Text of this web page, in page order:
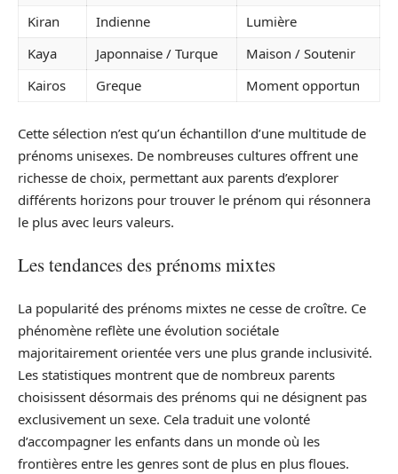
Kiran
Indienne
Lumière
Kaya
Japonnaise / Turque
Maison / Soutenir
Kairos
Greque Moment opportun
Cette sélection n’est qu’un échantillon d’une multitude de
prénoms unisexes. De nombreuses cultures offrent une
richesse de choix, permettant aux parents d’explorer
différents horizons pour trouver le prénom qui résonnera
le plus avec leurs valeurs.
Les tendances des prénoms mixtes
La popularité des prénoms mixtes ne cesse de croître. Ce
phénomène reflète une évolution sociétale
majoritairement orientée vers une plus grande inclusivité.
Les statistiques montrent que de nombreux parents
choisissent désormais des prénoms qui ne désignent pas
exclusivement un sexe. Cela traduit une volonté
d’accompagner les enfants dans un monde où les
frontières entre les genres sont de plus en plus floues.